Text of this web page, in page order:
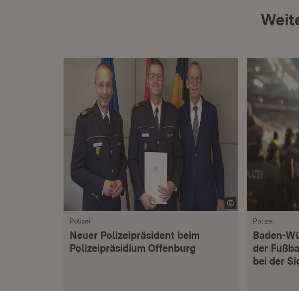
Polizei
Neuer Polizeipräsident beim
Polizeipräsidium Offenburg
Polizei
Baden-
der
bei der